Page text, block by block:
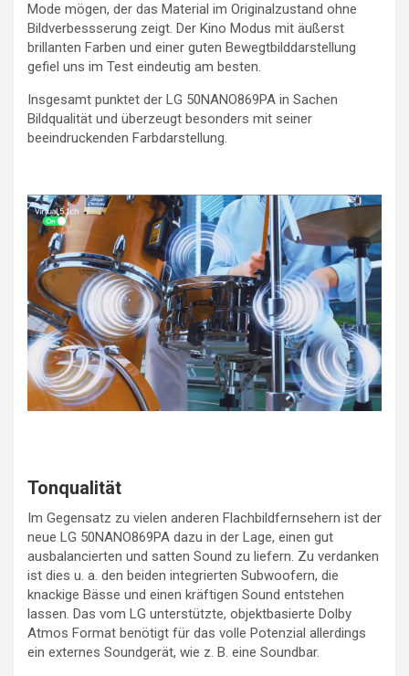
Mode mögen, der das Material im Originalzustand ohne
Bildverbessserung zeigt. Der Kino Modus mit äußerst
brillanten Farben und einer guten Bewegtbilddarstellung
gefiel uns im Test eindeutig am besten.
Insgesamt punktet der LG 50NANO869PA in Sachen
Bildqualität und überzeugt besonders mit seiner
beeindruckenden Farbdarstellung.
Tonqualität
Im Gegensatz zu vielen anderen Flachbildfernsehern ist der
neue LG 50NANO869PA dazu in der Lage, einen gut
ausbalancierten und satten Sound zu liefern. Zu verdanken
ist dies u. a. den beiden integrierten Subwoofern, die
knackige Bässe und einen kräftigen Sound entstehen
lassen. Das vom LG unterstützte, objektbasierte Dolby
Atmos Format benötigt für das volle Potenzial allerdings
ein externes Soundgerät, wie z. B. eine Soundbar.